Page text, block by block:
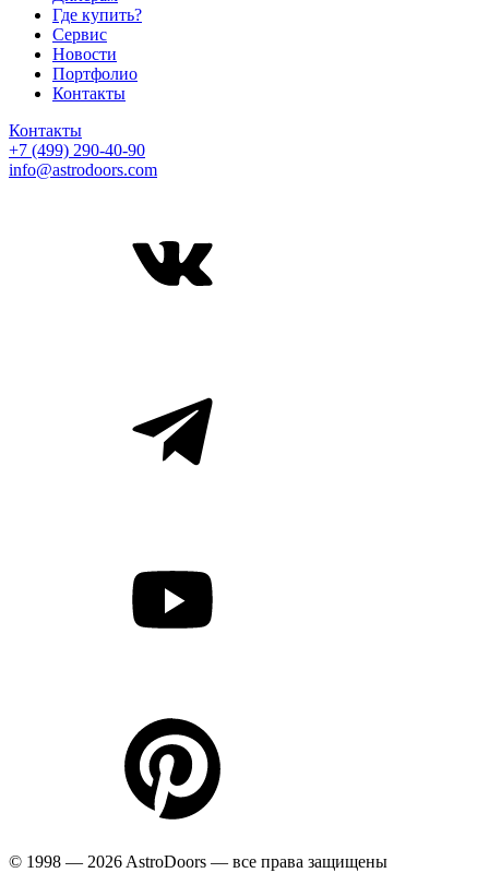
Где купить?
Сервис
Новости
Портфолио
Контакты
Контакты
+7 (499) 290-40-90
info@astrodoors.com
© 1998 — 2026 AstroDoors — все права защищены